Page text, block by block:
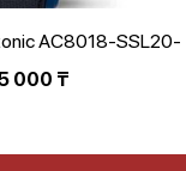
AC8018-SSL20-
4
000 ₸